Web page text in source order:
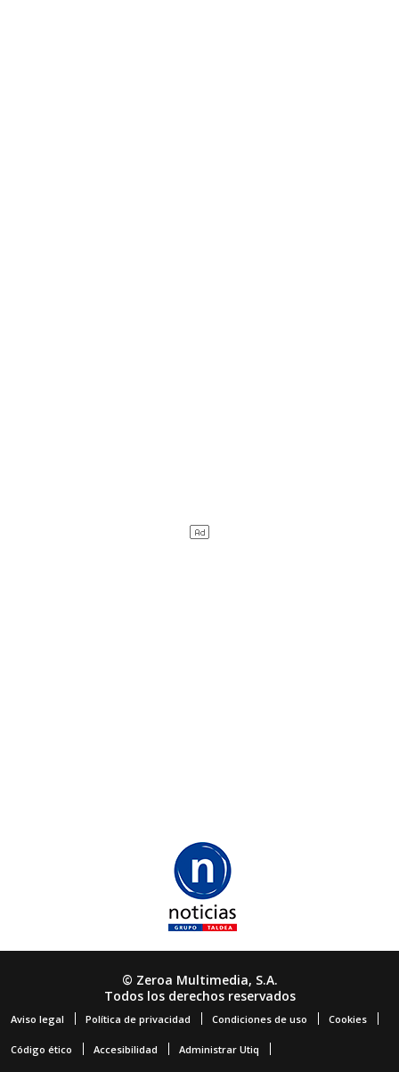
© Zeroa Multimedia, S.A.
Todos los derechos reservados
Aviso legal Política de privacidad Condiciones de uso Cookies
Código ético Accesibilidad Administrar Utiq